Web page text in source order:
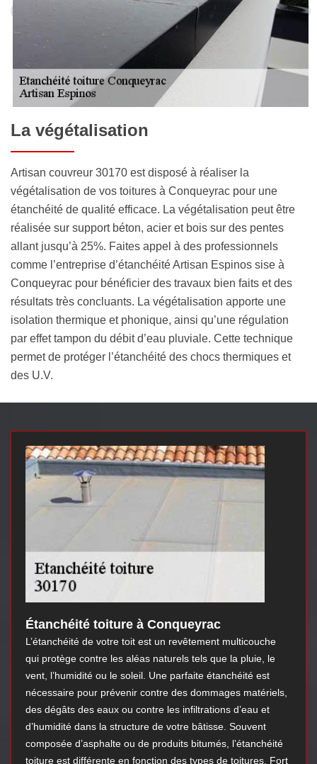
La végétalisation
Artisan couvreur 30170 est disposé à réaliser la
végétalisation de vos toitures à Conqueyrac pour une
étanchéité de qualité efficace. La végétalisation peut être
réalisée sur support béton, acier et bois sur des pentes
allant jusqu’à 25%. Faites appel à des professionnels
comme l’entreprise d’étanchéité Artisan Espinos sise à
Conqueyrac pour bénéficier des travaux bien faits et des
résultats très concluants. La végétalisation apporte une
isolation thermique et phonique, ainsi qu’une régulation
par effet tampon du débit d’eau pluviale. Cette technique
permet de protéger l’étanchéité des chocs thermiques et
des U.V.
Étanchéité toiture à Conqueyrac
L’étanchéité de votre toit est un revêtement multicouche
qui protège contre les aléas naturels tels que la pluie, le
vent, l’humidité ou le soleil. Une parfaite étanchéité est
nécessaire pour prévenir contre des dommages matériels,
des dégâts des eaux ou contre les infiltrations d’eau et
d’humidité dans la structure de votre bâtisse. Souvent
composée d’asphalte ou de produits bitumés, l’étanchéité
toiture est différente en fonction des types de toitures. Fort